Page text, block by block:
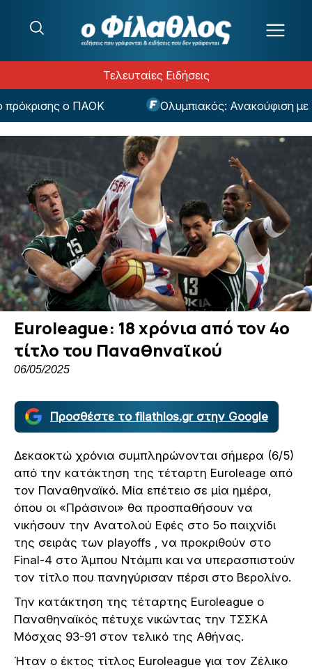
Τελευταίες Ειδήσεις
ο ΠΑΟΚ Ολυμπιακός: Ανακούφιση με
Euroleague: 18 χρόνια από τον 4ο
τίτλο του Παναθηναϊκού
06/05/2025
Προσθέστε το filathlos.gr στην Google
Δεκαοκτώ χρόνια συμπληρώνονται σήμερα (6/5)
από την κατάκτηση της τέταρτη Euroleage από
τον Παναθηναϊκό. Μία επέτειο σε μία ημέρα,
όπου οι «Πράσινοι» θα προσπαθήσουν να
νικήσουν την Ανατολού Εφές στο 5ο παιχνίδι
της σειράς των playoffs , να προκριθούν στο
Final-4 στο Άμπου Ντάμπι και να υπερασπιστούν
τον τίτλο που πανηγύρισαν πέρσι στο Βερολίνο.
Την κατάκτηση της τέταρτης Euroleague ο
Παναθηναϊκός πέτυχε νικώντας την ΤΣΣΚΑ
Μόσχας 93-91 στον τελικό της Αθήνας.
Ήταν ο έκτος τίτλος Euroleague για τον Ζέλικο